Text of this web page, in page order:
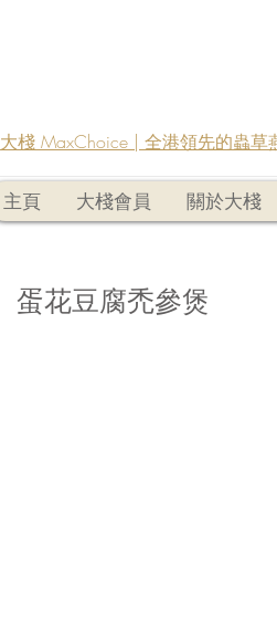
大棧 MaxChoice | 全港領先的蟲
主頁 大棧會員 關於大棧
蛋花豆腐禿參煲